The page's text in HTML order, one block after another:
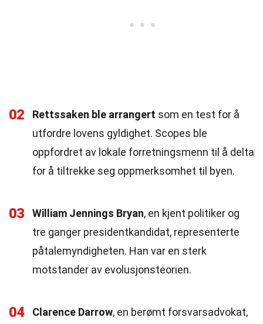
02 Rettssaken ble arrangert som en test for å
utfordre lovens gyldighet. Scopes ble
oppfordret av lokale forretningsmenn til å delta
for å tiltrekke seg oppmerksomhet til byen.
03 William Jennings Bryan, en kjent politiker og
tre ganger presidentkandidat, representerte
påtalemyndigheten. Han var en sterk
motstander av evolusjonsteorien.
04 Clarence Darrow, en berømt forsvarsadvokat,